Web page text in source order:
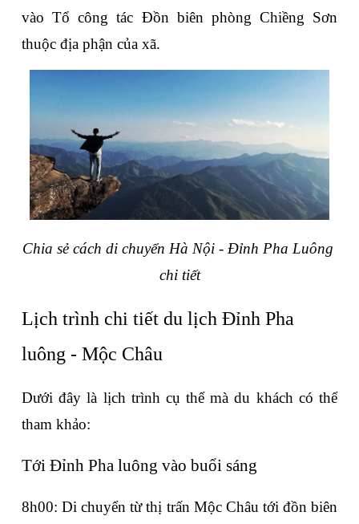
vào Tổ công tác Đồn biên phòng Chiềng Sơn
thuộc địa phận của xã.
Chia sẻ cách di chuyển Hà Nội - Đỉnh Pha Luông
chi tiết
Lịch trình chi tiết du lịch Đỉnh Pha
luông - Mộc Châu
Dưới đây là lịch trình cụ thể mà du khách có thể
tham khảo:
Tới Đỉnh Pha luông vào buổi sáng
8h00: Di chuyển từ thị trấn Mộc Châu tới đồn biên